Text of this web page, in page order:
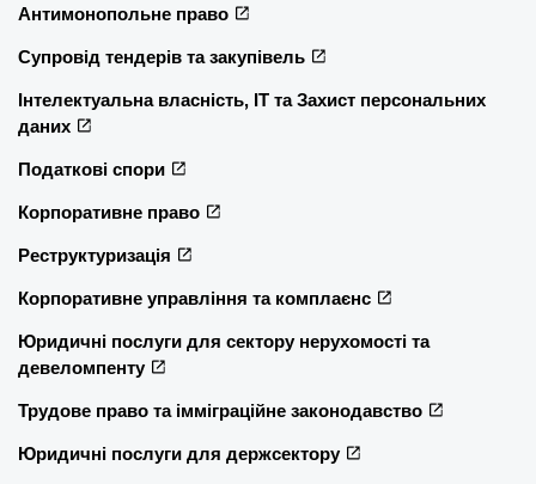
Антимонопольне право
Супровід тендерів та закупівель
Інтелектуальна власність, ІТ та Захист персональних
даних
Податкові спори
Корпоративне право
Реструктуризація
Корпоративне управління та комплаєнс
Юридичні послуги для сектору нерухомості та
девеломпенту
Трудове право та імміграційне законодавство
Юридичні послуги для держсектору